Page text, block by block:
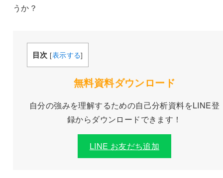
うか？
目次 [表示する]
無料資料ダウンロード
自分の強みを理解するための自己分析資料をLINE登
録からダウンロードできます！
LINE お友だち追加